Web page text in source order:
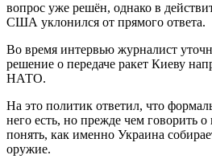
вопрос уже решён, однако в
США уклонился от прямого ответа.
Во время интервью журналист
решение о передаче ракет Киеву
НАТО.
На это политик ответил, что
него есть, но прежде чем говорить
понять, как именно Украина
оружие.